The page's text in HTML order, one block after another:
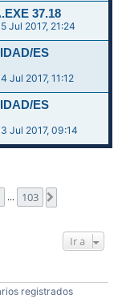
37.18
Jul 2017, 21:24
ES
Jul 2017, 11:12
ES
Jul 2017, 09:14
… 103
Ir a
registrados